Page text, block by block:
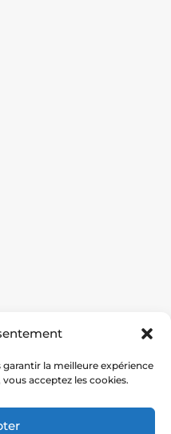
la meilleure expérience
acceptez les cookies.
:
de tennis|Devis
|Prix construction